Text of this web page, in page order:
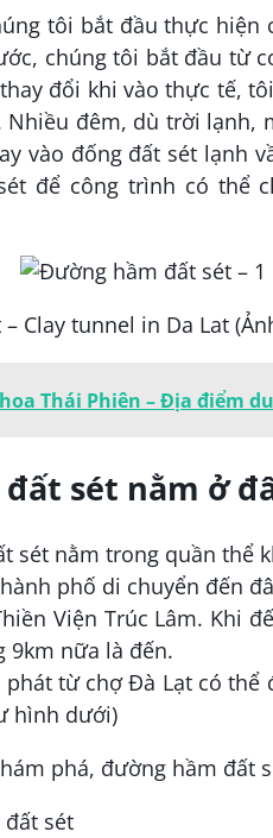
tôi bắt đầu thực
chúng tôi bắt đầu từ
đổi khi vào thực tế,
Nhiều đêm, dù trời lạnh,
vào đống đất sét lạnh
để công trình có thể
Clay tunnel in Da Lat
Thái Phiên – Địa điểm
sét nằm ở
sét nằm trong quần thể
phố di chuyển đến
Viện Trúc Lâm. Khi
9km nữa là đến.
phát từ chợ Đà Lạt có thể
hình dưới)
sét